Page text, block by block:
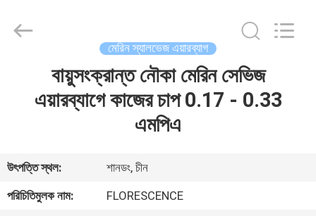
ভিডিও
Supply
মেরিন স্যালভেজ এয়ারব্যাগ
বায়ুসংক্রান্ত নৌকা মেরিন সেভিজ
এয়ারব্যাগে কাজের চাপ 0.17 - 0.33
এমপিএ
উৎপত্তি স্থল:
শানডং, চীন
পরিচিতিমুলক নাম:
FLORESCENCE